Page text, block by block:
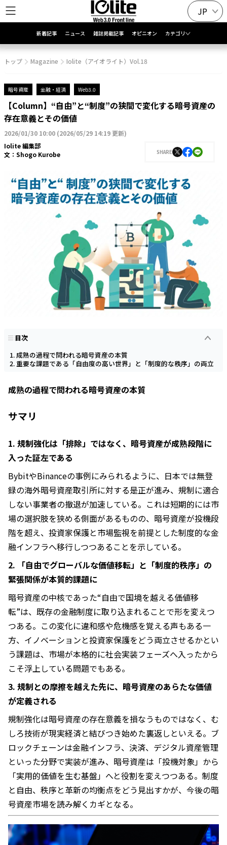
JP
新着記事 ニュース 雑誌掲載記事 オピニオン カテゴリ
トップ Magazine Iolite（アイオライト）Vol.18
暗号資産 金融・経済 Web3.0
【Column】“自由”と“制度”の狭間で変化する暗号資産の
存在意義とその価値
2026/01/30 10:00 (2026/05/29 14:19 更新)
Iolite 編集部
文： Shogo Kurobe SHARE
目次
成熟の過程で問われる暗号資産の本質
重要な課題である「自由度の高い世界」と「制度的な秩序」の両立
成熟の過程で問われる暗号資産の本質
サマリ
1. 規制強化は「排除」ではなく、暗号資産が成熟段階に
入った証左である
BybitやBinanceの事例にみられるように、日本では無登
録の海外暗号資産取引所に対する是正が進み、規制に適合
しない事業者の撤退が加速している。これは短期的には市
場の選択肢を狭める側面があるものの、暗号資産が投機段
階を超え、投資家保護と市場監視を前提とした制度的な金
融インフラへ移行しつつあることを示している。
2. 「自由でグローバルな価値移転」と「制度的秩序」の
緊張関係が本質的課題に
暗号資産の中核であった“自由で国境を越える価値移
転”は、既存の金融制度に取り込まれることで形を変えつ
つある。この変化に違和感や危機感を覚える声もある一
方、イノベーションと投資家保護をどう両立させるかとい
う課題は、市場が本格的に社会実装フェーズへ入ったから
こそ浮上している問題でもある。
3. 規制との摩擦を越えた先に、暗号資産のあらたな価値
が定義される
規制強化は暗号資産の存在意義を損なうものではなく、む
しろ技術が現実経済と結びつき始めた裏返しといえる。ブ
ロックチェーンは金融インフラ、決済、デジタル資産管理
といった分野で実装が進み、暗号資産は「投機対象」から
「実用的価値を生む基盤」へと役割を変えつつある。制度
と自由、秩序と革新の均衡点をどう見出すかが、今後の暗
号資産市場を読み解くカギとなる。